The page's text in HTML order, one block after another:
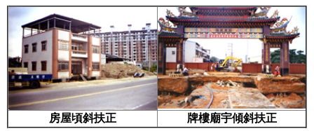
房屋頃斜扶正 牌樓廟宇傾斜扶正